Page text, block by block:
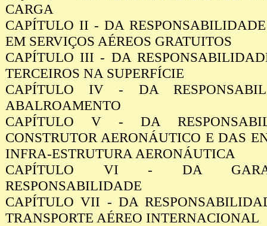
CARGA
CAPÍTULO II - DA
EM SERVIÇOS AÉREOS GRATUITOS
CAPÍTULO III - DA
TERCEIROS NA SUPERFÍCIE
CAPÍTULO IV - DA
ABALROAMENTO
CAPÍTULO V - DA
CONSTRUTOR AERONÁUTICO E DAS
INFRA-ESTRUTURA AERONÁUTICA
CAPÍTULO VI - DA
RESPONSABILIDADE
CAPÍTULO VII - DA
TRANSPORTE AÉREO INTERNACIONAL